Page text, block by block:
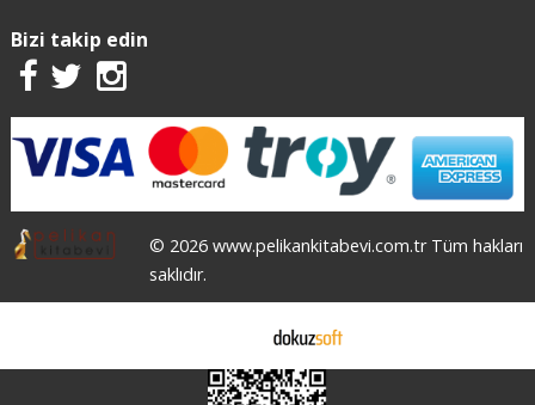
Bizi takip edin
© 2026 www.pelikankitabevi.com.tr Tüm hakları
saklıdır.